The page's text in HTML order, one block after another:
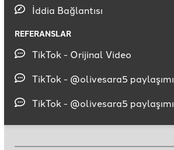
İddia Bağlantısı
REFERANSLAR
TikTok - Orijinal Video
TikTok - @olivesara5 paylaşımı
TikTok - @olivesara5 paylaşımı